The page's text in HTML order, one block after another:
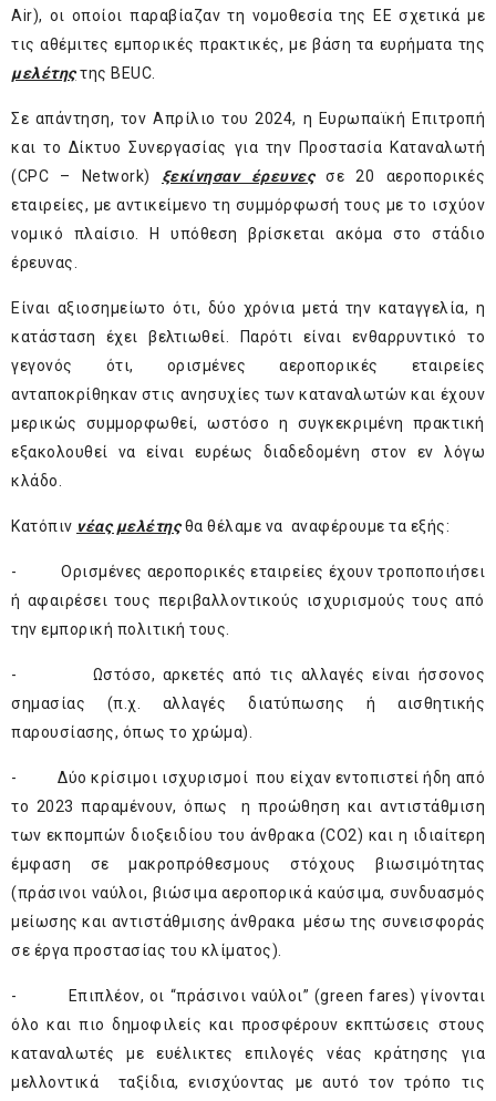
Air), οι οποίοι παραβίαζαν τη νομοθεσία της ΕΕ σχετικά με
τις αθέμιτες εμπορικές πρακτικές, με βάση τα ευρήματα της
μελέτηςτης BEUC.
Σε απάντηση, τον Απρίλιο του 2024, η Ευρωπαϊκή Επιτροπή
και το Δίκτυο Συνεργασίας για την Προστασία Καταναλωτή
(CPC – Network) ξεκίνησαν έρευνεςσε 20 αεροπορικές
εταιρείες, με αντικείμενο τη συμμόρφωσή τους με το ισχύον
νομικό πλαίσιο. Η υπόθεση βρίσκεται ακόμα στο στάδιο
έρευνας.
Είναι αξιοσημείωτο ότι, δύο χρόνια μετά την καταγγελία, η
κατάσταση έχει βελτιωθεί. Παρότι είναι ενθαρρυντικό το
γεγονός ότι, ορισμένες αεροπορικές εταιρείες
ανταποκρίθηκαν στις ανησυχίες των καταναλωτών και έχουν
μερικώς συμμορφωθεί, ωστόσο η συγκεκριμένη πρακτική
εξακολουθεί να είναι ευρέως διαδεδομένη στον εν λόγω
κλάδο.
Κατόπιν νέας μελέτηςθα θέλαμε να αναφέρουμε τα εξής:
- Ορισμένες αεροπορικές εταιρείες έχουν τροποποιήσει
ή αφαιρέσει τους περιβαλλοντικούς ισχυρισμούς τους από
την εμπορική πολιτική τους.
- Ωστόσο, αρκετές από τις αλλαγές είναι ήσσονος
σημασίας (π.χ. αλλαγές διατύπωσης ή αισθητικής
παρουσίασης, όπως το χρώμα).
- Δύο κρίσιμοι ισχυρισμοί που είχαν εντοπιστεί ήδη από
το 2023 παραμένουν, όπως η προώθηση και αντιστάθμιση
των εκπομπών διοξειδίου του άνθρακα (CO2) και η ιδιαίτερη
έμφαση σε μακροπρόθεσμους στόχους βιωσιμότητας
(πράσινοι ναύλοι, βιώσιμα αεροπορικά καύσιμα, συνδυασμός
μείωσης και αντιστάθμισης άνθρακα μέσω της συνεισφοράς
σε έργα προστασίας του κλίματος).
- Επιπλέον, οι “πράσινοι ναύλοι” (green fares) γίνονται
όλο και πιο δημοφιλείς και προσφέρουν εκπτώσεις στους
καταναλωτές με ευέλικτες επιλογές νέας κράτησης για
μελλοντικά ταξίδια, ενισχύοντας με αυτό τον τρόπο τις